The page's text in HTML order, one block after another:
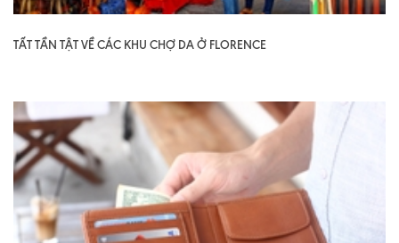
TẤT TẦN TẬT VỀ CÁC KHU CHỢ DA Ở FLORENCE